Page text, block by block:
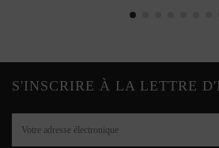
S'INSCRIRE À LA LETTRE